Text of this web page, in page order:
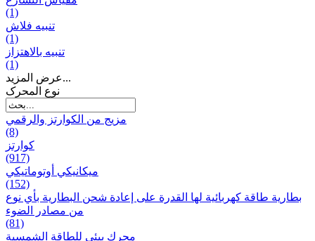
(1)
تنبيه فلاش
(1)
تنبيه بالاهتزاز
(1)
عرض المزيد...
نوع المحرک
مزيج من الكوارتز والرقمي
(8)
كوارتز
(917)
ميكانيكي أوتوماتيكي
(152)
بطارية طاقة كهربائية لها القدرة على إعادة شحن البطارية بأي نوع
من مصادر الضوء
(81)
محرك بيئي للطاقة الشمسية